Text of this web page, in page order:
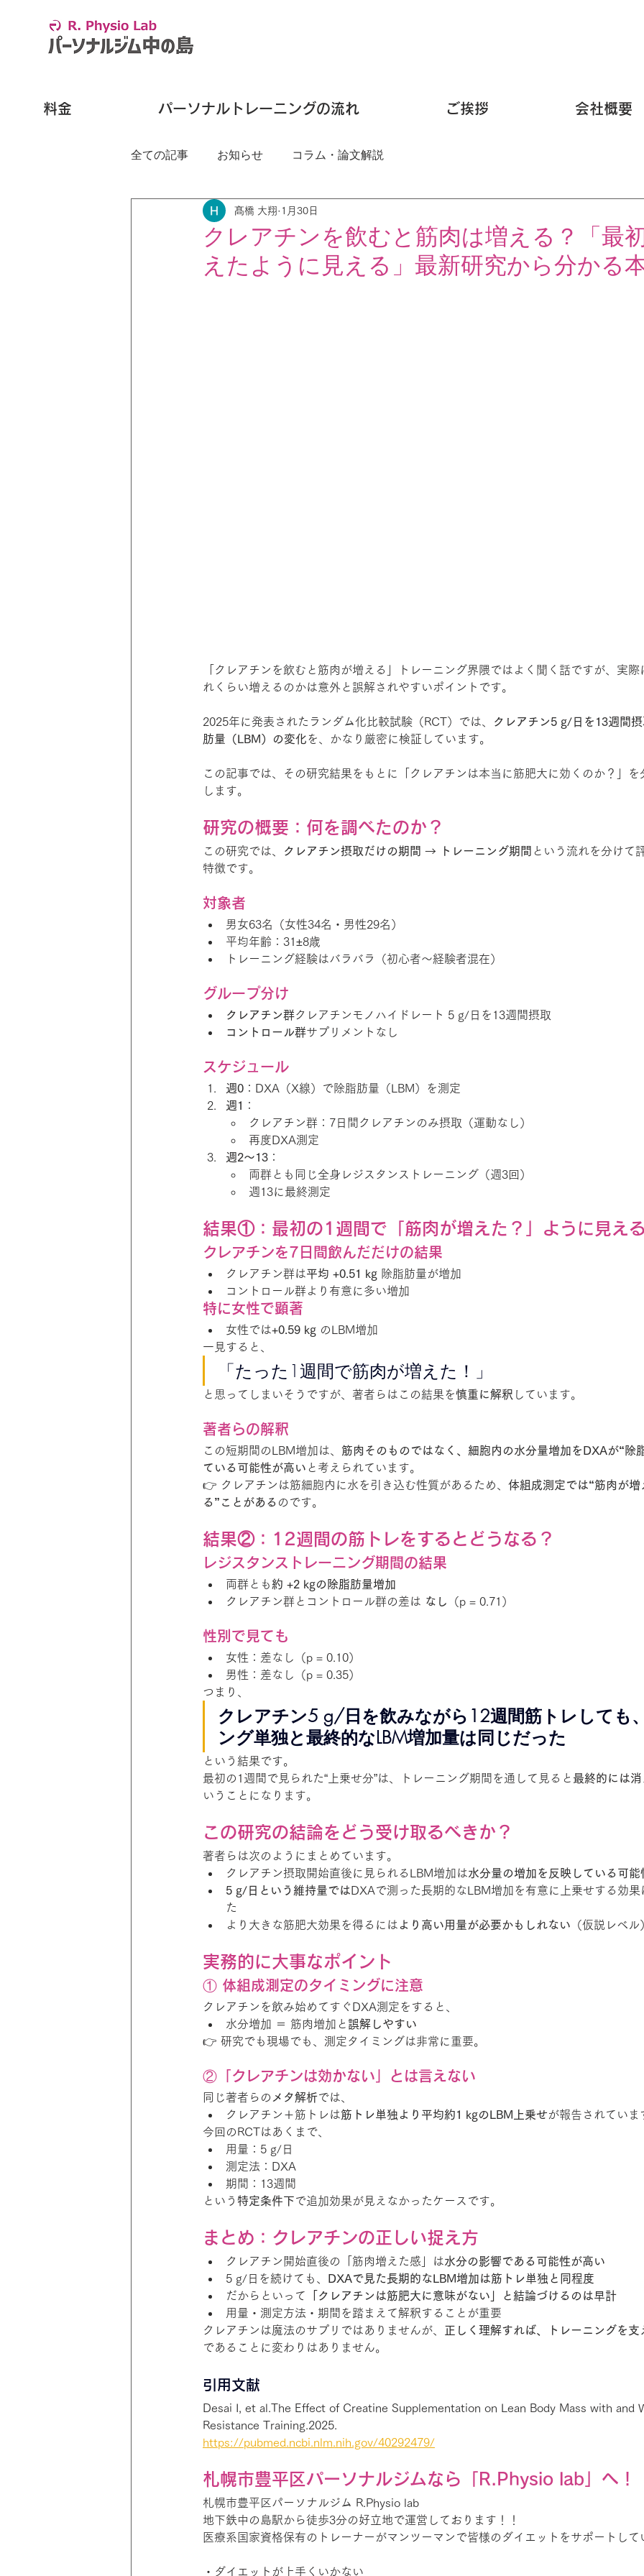
料金 パーソナルトレーニングの流れ ご挨拶 会社概要
全ての記事 お知らせ コラム・論文解説
クレアチンを飲むと筋肉は増える？「最
えたように見える」最新研究から分かる
髙橋 大翔 1月30日
「クレアチンを飲むと筋肉が増える」トレーニング界隈ではよく聞く話ですが、実
れくらい増えるのかは意外と誤解されやすいポイントです。
2025年に発表されたランダム化比較試験（RCT）では、
クレアチン5 g/日を13週間
肪量（LBM）の変化を、かなり厳密に検証しています。
この記事では、その研究結果をもとに「クレアチンは本当に筋肥大に効くのか？」を
します。
研究の概要：何を調べたのか？
この研究では、 クレアチン摂取だけの期間 → トレーニング期間 という流れを分けて
特徴です。
対象者
男女63名（女性34名・男性29名）
平均年齢：31±8歳
トレーニング経験はバラバラ（初心者〜経験者混在）
グループ分け
クレアチン群クレアチンモノハイドレート 5 g/日を13週間摂取
コントロール群サプリメントなし
スケジュール
週0 ：DXA（X線）で除脂肪量（LBM）を測定
週1
：
クレアチン群：7日間クレアチンのみ摂取（運動なし）
再度DXA測定
週2〜13 ：
両群とも同じ全身レジスタンストレーニング（週3回）
週13に最終測定
結果①：最初の1週間で「筋肉が増えた？」ように見え
クレアチンを7日間飲んだだけの結果
クレアチン群は平均 +0.51 kg 除脂肪量が増加
コントロール群より有意に多い増加
特に女性で顕著
女性では+0.59 kg のLBM増加
一見すると、
「たった1週間で筋肉が増えた！」
と思ってしまいそうですが、著者らはこの結果を慎重に解釈 しています。
著者らの解釈
この短期間のLBM増加は、 筋肉そのものではなく、細胞内の水分量増加をDXAが“除
ている可能性が高い と考えられています。
👉 クレアチンは筋細胞内に水を引き込む性質があるため、 体組成測定では“筋肉が
る”ことがある のです。
結果②：12週間の筋トレをするとどうなる？
レジスタンストレーニング期間の結果
両群とも約 +2 kgの除脂肪量増加
クレアチン群とコントロール群の差は なし （p = 0.71）
性別で見ても
女性：差なし（p = 0.10）
男性：差なし（p = 0.35）
つまり、
クレアチン5 g/日を飲みながら12週間筋トレしても
ング単独と最終的なLBM増加量は同じだった
という結果です。
最初の1週間で見られた“上乗せ分”は、トレーニング期間を通して見ると 最終的には
いうことになります。
この研究の結論をどう受け取るべきか？
著者らは次のようにまとめています。
クレアチン摂取開始直後に見られるLBM増加は水分量の増加を反映している可能
5 g/日という維持量ではDXAで測った長期的なLBM増加を有意に上乗せする効
た
より大きな筋肥大効果を得るには より高い用量が必要かもしれない （仮説レベル
実務的に大事なポイント
① 体組成測定のタイミングに注意
クレアチンを飲み始めてすぐDXA測定をすると、
水分増加 ＝ 筋肉増加と誤解しやすい
👉 研究でも現場でも、測定タイミングは非常に重要。
②「クレアチンは効かない」とは言えない
同じ著者らの メタ解析では、
クレアチン＋筋トレは筋トレ単独より平均約1 kgのLBM上乗せが報告されていま
今回のRCTはあくまで、
用量：5 g/日
測定法：DXA
期間：13週間
という 特定条件下で追加効果が見えなかったケースです。
まとめ：クレアチンの正しい捉え方
クレアチン開始直後の「筋肉増えた感」は水分の影響である可能性が高い
5 g/日を続けても、
DXAで見た長期的なLBM増加は筋トレ単独と同程度
だからといって
「クレアチンは筋肥大に意味がない」と結論づけるのは早計
用量・測定方法・期間を踏まえて解釈することが重要
クレアチンは魔法のサプリではありませんが、 正しく理解すれば、トレーニングを支
であることに変わりはありません。
引用文献
Desai I, et al.The Effect of Creatine Supplementation on Lean Body Mass with and
Resistance Training.2025.
https://pubmed.ncbi.nlm.nih.gov/40292479/
札幌市豊平区パーソナルジムなら「R.Physio lab」へ！
札幌市豊平区パーソナルジム R.Physio lab
地下鉄中の島駅から徒歩3分の好立地で運営しております！！
医療系国家資格保有のトレーナーがマンツーマンで皆様のダイエットをサポートして
・ダイエットが上手くいかない